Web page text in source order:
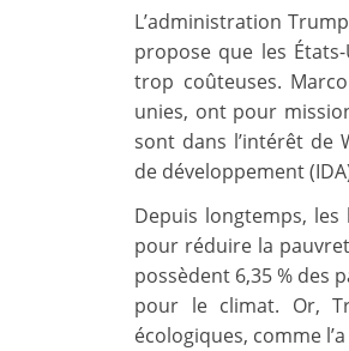
L’administration
propose que les
trop coûteuses.
unies, ont pour
sont dans l’intérêt de
de développement
Depuis longtemps,
pour réduire la
possèdent 6,35 % des
pour le climat. Or,
écologiques, comme